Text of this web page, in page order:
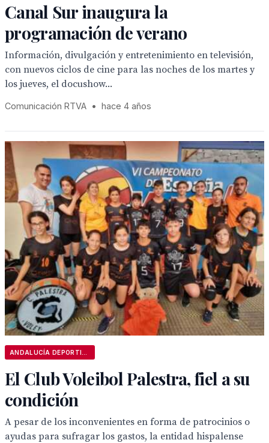
Canal Sur inaugura la
programación de verano
Información, divulgación y entretenimiento en televisión,
con nuevos ciclos de cine para las noches de los martes y
los jueves, el docushow...
Comunicación RTVA • hace 4 años
El Club Voleibol Palestra, fiel a su
condición
A pesar de los inconvenientes en forma de patrocinios o
ayudas para sufragar los gastos, la entidad hispalense